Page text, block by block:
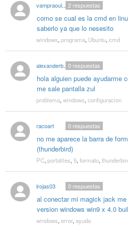
vampraoulkain
como se cual es la cmd en
saberlo ya que lo nesesito
2respuestas
windows, programa, Ubuntu, cmd
alexanderbohorquez2
hola alguien puede ayudarme
me sale pantalla zul
0respuestas
problema, windows, configuracion
racoart
no me aparece la barra de
(thunderbird)
0respuestas
PC, portatiles, 5, formato,
lrojas03
al conectar mi magick jack
version windows win9 x 4.0
0respuestas
windows, error, ayuda